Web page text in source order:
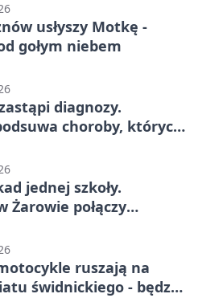
usłyszy Motkę -
gołym niebem
diagnozy.
choroby, których
jednej szkoły.
Żarowie połączy
ruszają na
świdnickiego - będzie